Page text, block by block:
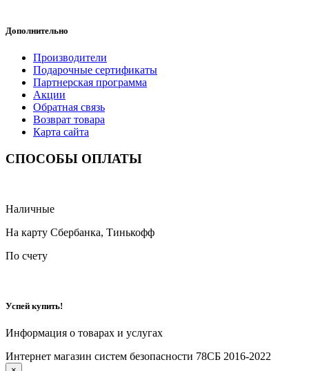
Дополнительно
Производители
Подарочные сертификаты
Партнерская программа
Акции
Обратная связь
Возврат товара
Карта сайта
СПОСОБЫ ОПЛАТЫ
Наличные
На карту Сбербанка, Тинькофф
По счету
Успей купить!
Информация о товарах и услугах
Интернет магазин систем безопасности 78СБ 2016-2022